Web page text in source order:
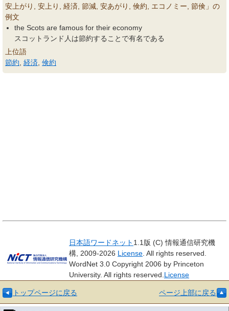
安上がり, 安上り, 経済, 節減, 安あがり, 倹約, エコノミー, 節倹」の
例文
the Scots are famous for their economy
スコットランド人は節約することで有名である
上位語
節約 経済 倹約
日本語ワードネット 1.1版 (C) 情報通信研究機
構, 2009-2026 License . All rights reserved.
WordNet 3.0 Copyright 2006 by Princeton
University. All rights reserved. License
トップページに戻る ページ上部に戻る